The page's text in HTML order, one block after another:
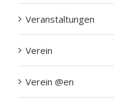
Veranstaltungen
Verein
Verein @en
Wasserball